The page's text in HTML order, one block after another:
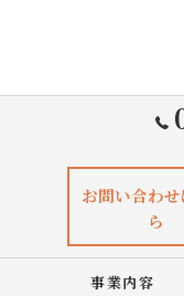
お問い合わ
ら
事業内容